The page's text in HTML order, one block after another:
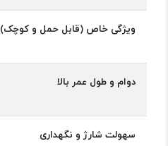
ویژگی خاص (قابل حمل و کوچک)
دوام و طول عمر بالا
سهولت شارژ و نگهداری